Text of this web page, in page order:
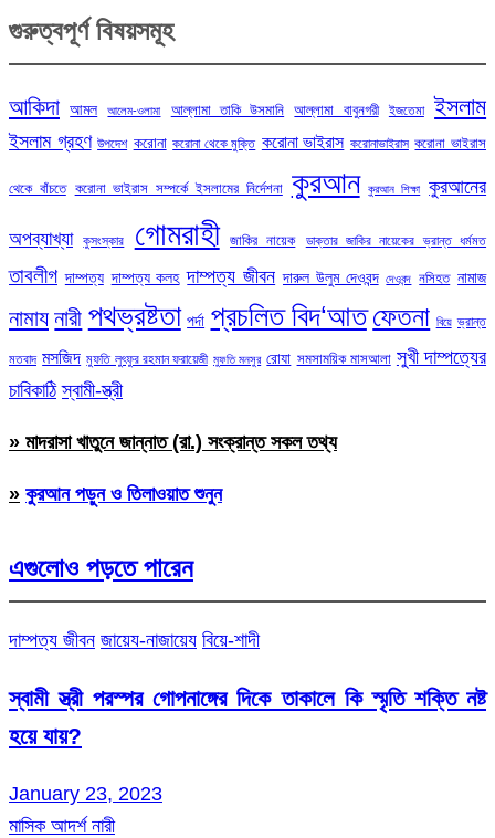
গুরুত্বপূর্ণ বিষয়সমূহ
আকিদা আমল আলেম-ওলামা আল্লামা তাকি উসমানি আল্লামা বাবুনগরী ইজতেমা ইসলাম
ইসলাম গ্রহণ উপদেশ করোনা করোনা থেকে মুক্তি করোনা ভাইরাস করোনাভাইরাস করোনা ভাইরাস
থেকে বাঁচতে করোনা ভাইরাস সম্পর্কে ইসলামের নির্দেশনা কুরআন কুরআন শিক্ষা কুরআনের
অপব্যাখ্যা কুসংস্কার গোমরাহী জাকির নায়েক ডাক্তার জাকির নায়েকের ভ্রান্ত ধর্মমত
তাবলীগ দাম্পত্য দাম্পত্য কলহ দাম্পত্য জীবন দারুল উলুম দেওবন্দ দেওবন্দ নসিহত নামাজ
নামায নারী পথভ্রষ্টতা পর্দা প্রচলিত বিদ‘আত ফেতনা বিয়ে ভ্রান্ত
মতবাদ মসজিদ মুফতি লুৎফুর রহমান ফরায়েজী মুফতি মনসুর রোযা সমসাময়িক মাসআলা সুখী দাম্পত্যের
চাবিকাঠি স্বামী-স্ত্রী
» মাদরাসা খাতুনে জান্নাত (রা.) সংক্রান্ত সকল তথ্য
» কুরআন পড়ুন ও তিলাওয়াত শুনুন
এগুলোও পড়তে পারেন
দাম্পত্য জীবন জায়েয-নাজায়েয বিয়ে-শাদী
স্বামী স্ত্রী পরস্পর গোপনাঙ্গের দিকে তাকালে কি স্মৃতি শক্তি নষ্ট
হয়ে যায়?
January 23, 2023
মাসিক আদর্শ নারী